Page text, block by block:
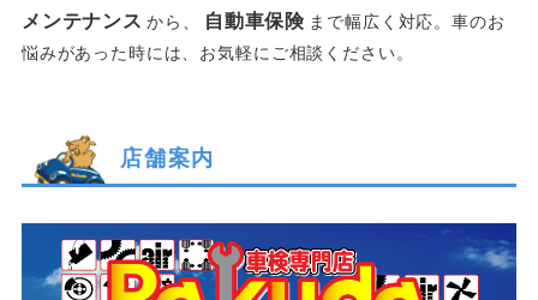
メンテナンス から、 自動車保険 まで幅広く対応。車のお
悩みがあった時には、お気軽にご相談ください。
店舗案内